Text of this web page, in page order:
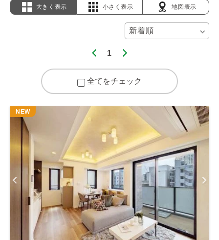
大きく表示 小さく表示 地図表示
1
全てをチェック
NEW